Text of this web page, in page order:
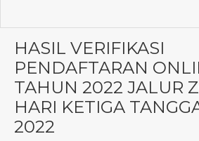
HASIL VERIFIKASI
PENDAFTARAN
TAHUN 2022 JALUR
HARI KETIGA
2022